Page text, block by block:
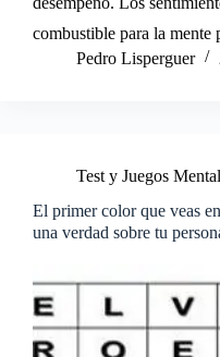
combustible para la
Pedro Lisperguer
Test y Juegos
El primer color que veas
una verdad sobre tu